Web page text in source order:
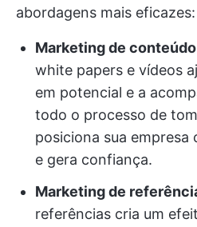
abordagens mais eficazes:
Marketing de
white papers e vídeos
em potencial e a
todo o processo de
posiciona sua
e gera confiança.
Marketing de
referências cria um